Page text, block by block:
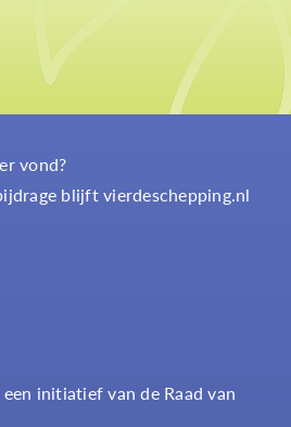
vond?
blijft vierdeschepping.nl
een initiatief van de Raad van